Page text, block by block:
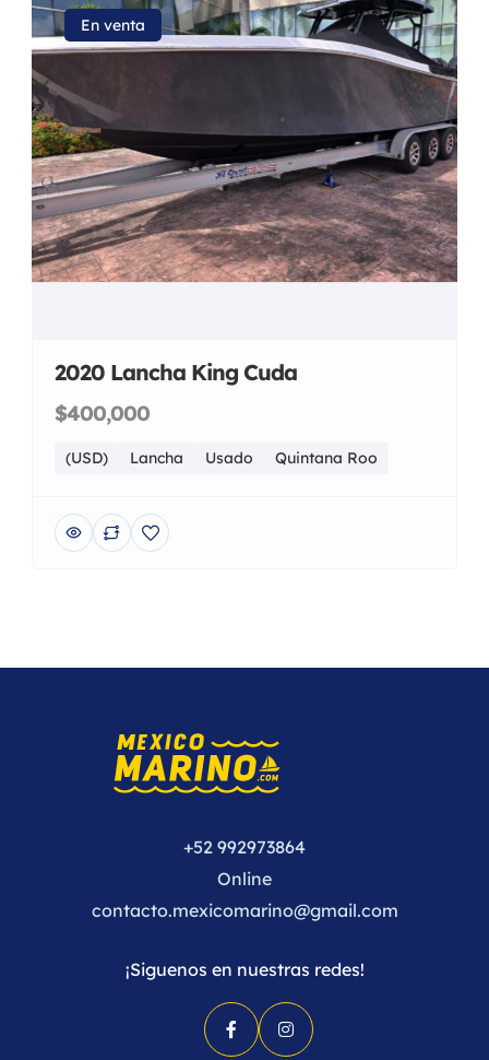
En venta
2020 Lancha King Cuda
$400,000
(USD) Lancha Usado Quintana Roo
+52 992973864
Online
contacto.mexicomarino@gmail.com
¡Siguenos en nuestras redes!